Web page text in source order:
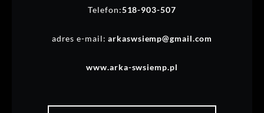
Telefon:518-903-507
adres e-mail:arkaswsiemp@gmail.com
www.arka-swsiemp.pl